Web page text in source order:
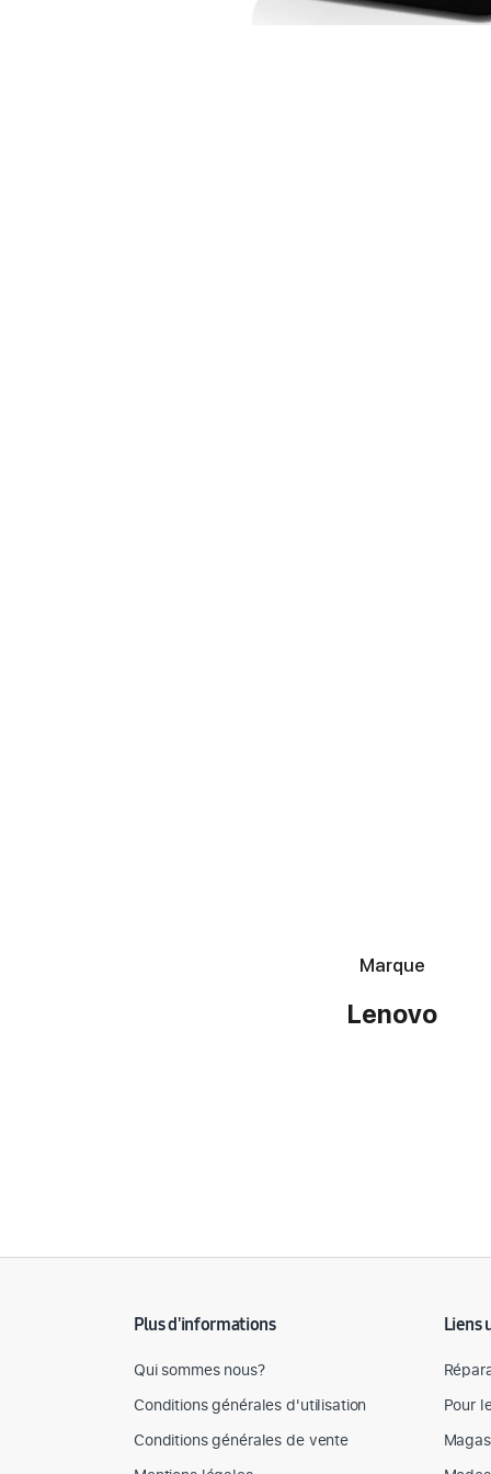
Marque
Lenovo
Plus d'informations
Qui sommes nous?
Conditions générales d'utilisation
Conditions générales de vente
Liens
Pour